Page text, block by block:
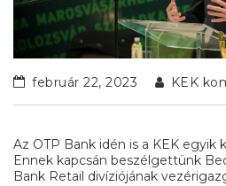
február 22, 2023 KEK
Az OTP Bank idén is a KEK
Ennek kapcsán beszélgettünk
Bank Retail divíziójának